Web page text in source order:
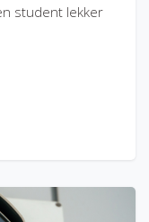
student lekker